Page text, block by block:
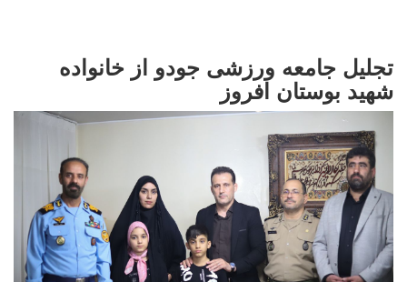
تجلیل جامعه ورزشی جودو از خانواده
شهید بوستان افروز